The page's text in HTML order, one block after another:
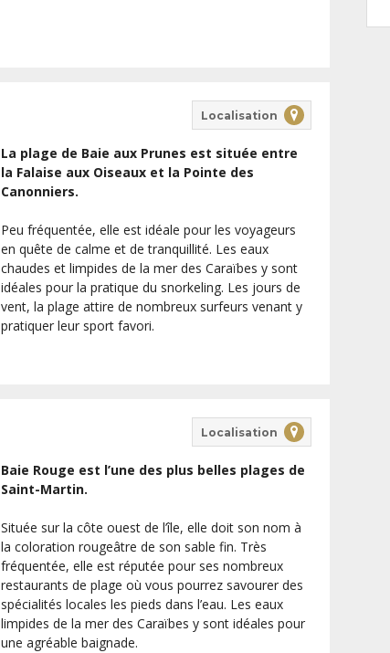
Localisation
La plage de Baie aux Prunes est située entre
la Falaise aux Oiseaux et la Pointe des
Canonniers.
Peu fréquentée, elle est idéale pour les voyageurs
en quête de calme et de tranquillité. Les eaux
chaudes et limpides de la mer des Caraïbes y sont
idéales pour la pratique du snorkeling. Les jours de
vent, la plage attire de nombreux surfeurs venant y
pratiquer leur sport favori.
Localisation
Baie Rouge est l’une des plus belles plages de
Saint-Martin.
Située sur la côte ouest de l’île, elle doit son nom à
la coloration rougeâtre de son sable fin. Très
fréquentée, elle est réputée pour ses nombreux
restaurants de plage où vous pourrez savourer des
spécialités locales les pieds dans l’eau. Les eaux
limpides de la mer des Caraïbes y sont idéales pour
une agréable baignade.